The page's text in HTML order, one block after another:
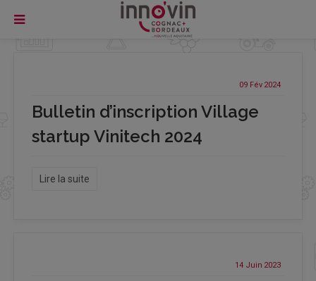
09 Fév 2024
Bulletin d’inscription Village
startup Vinitech 2024
Lire la suite
14 Juin 2023